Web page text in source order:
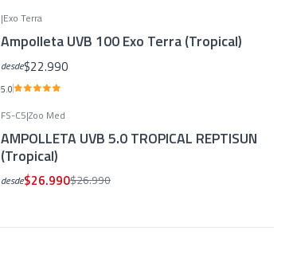
|Exo Terra
Ampolleta UVB 100 Exo Terra (Tropical)
desde$22.990
5.0
FS-C5|Zoo Med
AMPOLLETA UVB 5.0 TROPICAL REPTISUN
(Tropical)
desde$26.990$26.990